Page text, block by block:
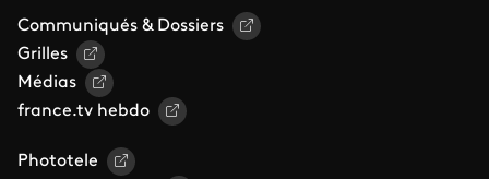
Communiqués & Dossiers
Grilles
Médias
france.tv hebdo
Phototele